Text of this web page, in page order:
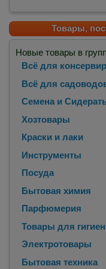
Товары,
Новые товары в
Всё для
Всё для
Семена и
Хозтовары
Краски и лаки
Инструменты
Посуда
Бытовая химия
Парфюмерия
Товары для
Электротовары
Бытовая техника